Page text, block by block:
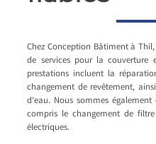
Chez Conception Bâtiment à
de services pour la couverture
prestations incluent la
changement de revêtement,
d’eau. Nous sommes
compris le changement de
électriques.